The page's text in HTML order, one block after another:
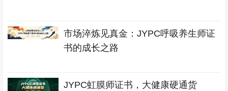
市场淬炼见真金：JYPC呼吸养生师证
书的成长之路
JYPC虹膜师证书，大健康硬通货